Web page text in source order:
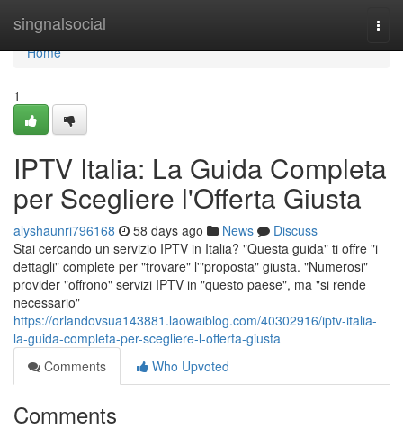
singnalsocial
Home
Home
1
IPTV Italia: La Guida Completa
per Scegliere l'Offerta Giusta
alyshaunri796168 58 days ago News
Discuss
Stai cercando un servizio IPTV in Italia? "Questa guida" ti offre "i
dettagli" complete per "trovare" l'"proposta" giusta. "Numerosi"
provider "offrono" servizi IPTV in "questo paese", ma "si rende
necessario"
https://orlandovsua143881.laowaiblog.com/40302916/iptv-italia-
la-guida-completa-per-scegliere-l-offerta-giusta
Comments
Who Upvoted
Comments